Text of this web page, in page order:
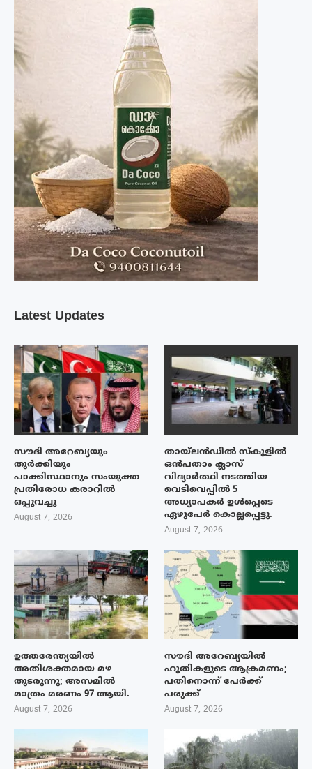
Latest Updates
സൗദി അറേബ്യയും
തുർക്കിയും
പാക്കിസ്ഥാനും സംയുക്ത
പ്രതിരോധ കരാറിൽ
ഒപ്പുവച്ചു
August 7, 2026
തായ്‌ലൻഡിൽ സ്കൂളിൽ
ഒൻപതാം ക്ലാസ്
വിദ്യാർത്ഥി നടത്തിയ
വെടിവെപ്പിൽ 5
അധ്യാപകർ ഉൾപ്പെടെ
ഏഴുപേർ കൊല്ലപ്പെട്ടു.
August 7, 2026
ഉത്തരേന്ത്യയിൽ
അതിശക്തമായ മഴ
തുടരുന്നു; അസമിൽ
മാത്രം മരണം 97 ആയി.
August 7, 2026
സൗദി അറേബ്യയിൽ
ഹൂതികളുടെ ആക്രമണം;
പതിനൊന്ന് പേർക്ക്
പരുക്ക്
August 7, 2026